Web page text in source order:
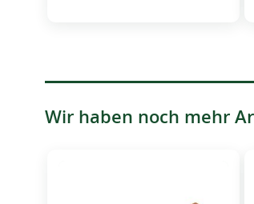
Wir haben noch mehr